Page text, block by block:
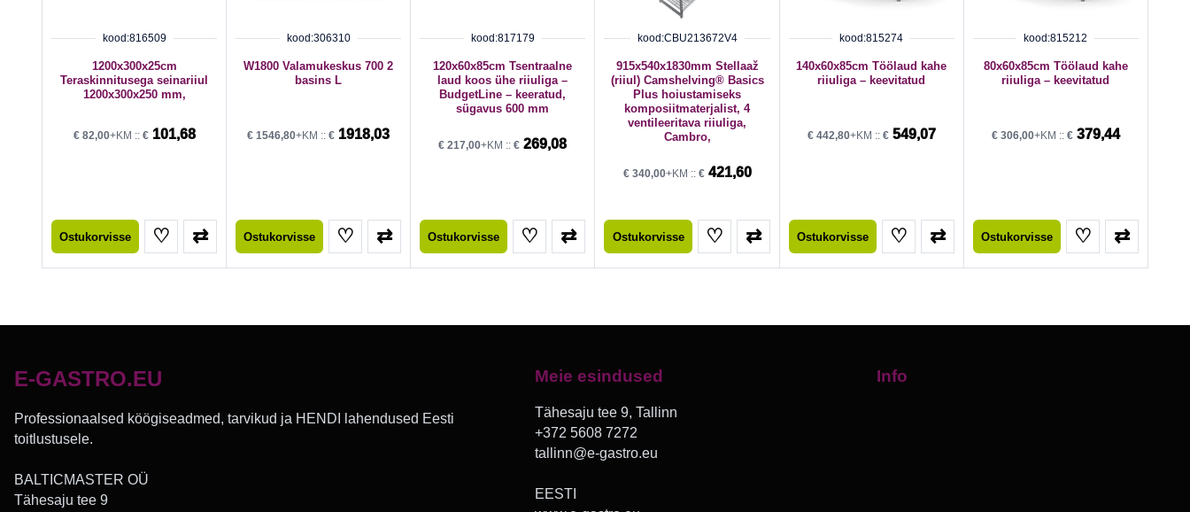
kood:816509
1200x300x25cm
Teraskinnitusega seinariiul
1200x300x250 mm,
€82,00+KM :: €101,68
Ostukorvisse ♡ ⇄
kood:306310
W1800 Valamukeskus 700 2
basins L
€ 1546,80+KM :: € 1918,03
Ostukorvisse ♡ ⇄
kood:817179
120x60x85cm Tsentraalne
laud koos ühe riiuliga –
BudgetLine – keeratud,
sügavus 600 mm
€ 217,00+KM :: € 269,08
Ostukorvisse ♡ ⇄
kood:CBU213672V4
915x540x1830mm Stellaaž
(riiul) Camshelving® Basics
Plus hoiustamiseks
komposiitmaterjalist, 4
ventileeritava riiuliga,
Cambro,
€340,00+KM :: €421,60
Ostukorvisse ♡ ⇄
kood:815274
140x60x85cm Töölaud kahe
riiuliga – keevitatud
€442,80+KM :: €549,07
Ostukorvisse ♡ ⇄
kood:815212
80x60x85cm Töölaud kahe
riiuliga – keevitatud
€306,00+KM :: €379,44
Ostukorvisse ♡ ⇄
E-GASTRO.EU
Professionaalsed köögiseadmed, tarvikud ja HENDI lahendused Eesti
toitlustusele.
BALTICMASTER OÜ
Tähesaju tee 9
Meie esindused
Tähesaju tee 9, Tallinn
+372 5608 7272
tallinn@e-gastro.eu
EESTI
Info